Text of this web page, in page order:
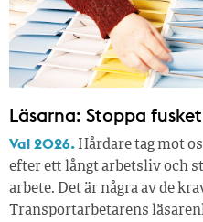
Läsarna: Stoppa
Val 2026. Hårdare tag mot
efter ett långt arbetsliv och
arbete. Det är några av de
Transportarbetarens